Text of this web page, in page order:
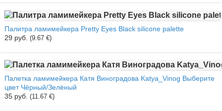
Палитра ламимейкера Pretty Eyes Black silicone palette
29 руб. (9.67 €)
Палетка ламимейкера Катя Виноградова Katya_Vinog Выберите
цвет Чёрный/Зелёный
35 руб. (11.67 €)